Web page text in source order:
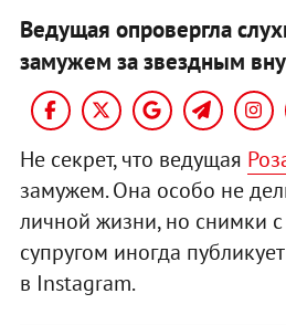
Ведущая опровергла
замужем за звездным
Не секрет, что ведущая
замужем. Она особо не
личной жизни, но снимки
супругом иногда
в Instagram.